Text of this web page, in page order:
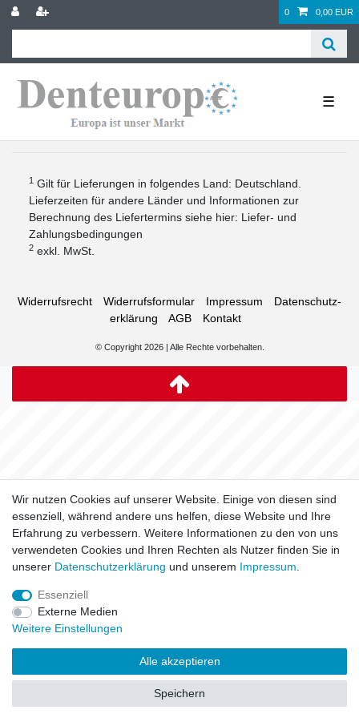
0 0,00 EUR
☰
1 Gilt für Lieferungen in folgendes Land: Deutschland.
Lieferzeiten für andere Länder und Informationen zur
Berechnung des Liefertermins siehe hier: Liefer- und
Zahlungsbedingungen
2 exkl. MwSt.
Widerrufs­recht Widerrufs­formular Impressum
Daten­schutz­
erklärung
AGB Kontakt
© Copyright 2026 | Alle Rechte vorbehalten.
Wir nutzen Cookies auf unserer Website. Einige von diesen sind
essenziell, während andere uns helfen, diese Website und Ihre
Erfahrung zu verbessern. Weitere Informationen zu den von uns
verwendeten Cookies und Ihren Rechten als Nutzer finden Sie in
unserer Daten­schutz­erklärung und unserem Impressum
Essenziell
Externe Medien
Weitere Einstellungen
Alle akzeptieren
Speichern